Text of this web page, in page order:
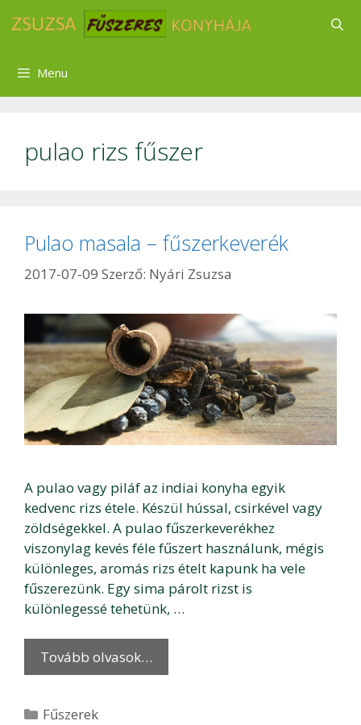
Menu
pulao rizs fűszer
Pulao masala – fűszerkeverék
2017-07-09 Szerző: Nyári Zsuzsa
A pulao vagy piláf az indiai konyha egyik
kedvenc rizs étele. Készül hússal, csirkével vagy
zöldségekkel. A pulao fűszerkeverékhez
viszonylag kevés féle fűszert használunk, mégis
különleges, aromás rizs ételt kapunk ha vele
fűszerezünk. Egy sima párolt rizst is
különlegessé tehetünk, …
Tovább olvasok…
Kategória
Fűszerek